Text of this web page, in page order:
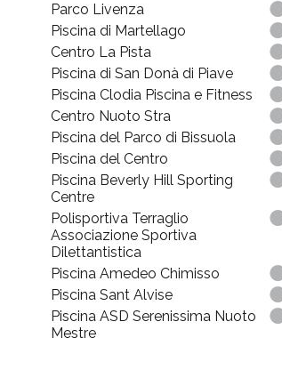
Parco Livenza
Piscina di Martellago
Centro La Pista
Piscina di San Donà di Piave
Piscina Clodia Piscina e Fitness
Centro Nuoto Stra
Piscina del Parco di Bissuola
Piscina del Centro
Piscina Beverly Hill Sporting
Centre
Polisportiva Terraglio
Associazione Sportiva
Dilettantistica
Piscina Amedeo Chimisso
Piscina Sant Alvise
Piscina ASD Serenissima Nuoto
Mestre